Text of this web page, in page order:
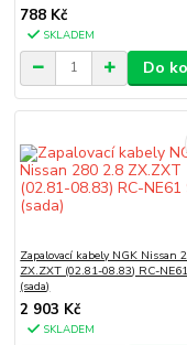
788 Kč
SKLADEM
Do
Zapalovací kabely NGK Nissan
ZX.ZXT (02.81-08.83) RC-
(sada)
2 903 Kč
SKLADEM